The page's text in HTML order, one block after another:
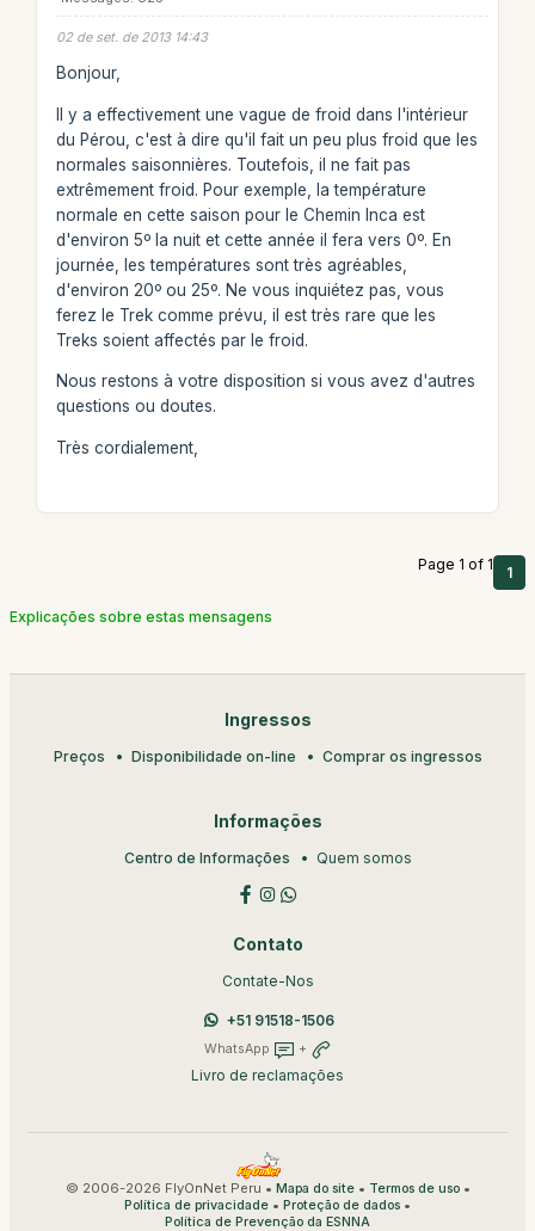
02 de set. de 2013 14:43
Bonjour,
Il y a effectivement une vague de froid dans l'intérieur
du Pérou, c'est à dire qu'il fait un peu plus froid que les
normales saisonnières. Toutefois, il ne fait pas
extrêmement froid. Pour exemple, la température
normale en cette saison pour le Chemin Inca est
d'environ 5º la nuit et cette année il fera vers 0º. En
journée, les températures sont très agréables,
d'environ 20º ou 25º. Ne vous inquiétez pas, vous
ferez le Trek comme prévu, il est très rare que les
Treks soient affectés par le froid.
Nous restons à votre disposition si vous avez d'autres
questions ou doutes.
Très cordialement,
Page 1 of 1 1
Explicações sobre estas mensagens
Ingressos
Preços Disponibilidade on-line Comprar os ingressos
Informações
Centro de Informações Quem somos
Contato
Contate-Nos
+51 91518-1506
WhatsApp +
Livro de reclamações
© 2006-2026 FlyOnNet Peru • Mapa do site• Termos de uso•
Política de privacidade • Proteção de dados •
Política de Prevenção da ESNNA